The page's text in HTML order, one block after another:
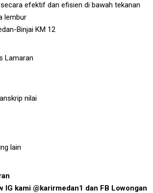
efektif dan efisien di bawah tekanan
lembur
Binjai KM 12
Lamaran
nilai
lain
IG kami @karirmedan1 dan FB Lowongan